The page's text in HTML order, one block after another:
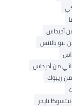
أديداس
بالانس
من أديداس
ريبوك
تايجر